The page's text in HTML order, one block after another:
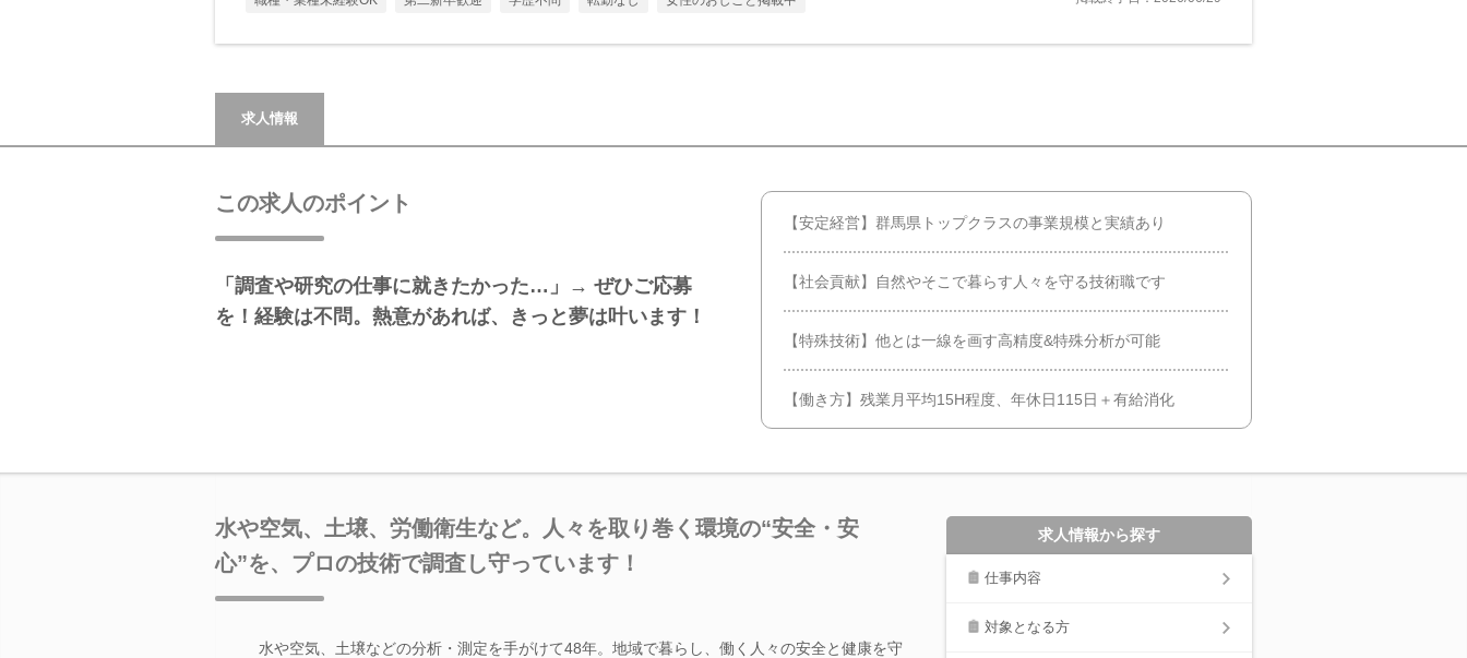
求人情報
この求人のポイント
「調査や研究の仕事に就きたかった…」→ ぜひご応募
を！経験は不問。熱意があれば、きっと夢は叶います！
【安定経営】群馬県トップクラスの事業規模と実績あり
【社会貢献】自然やそこで暮らす人々を守る技術職です
【特殊技術】他とは一線を画す高精度&特殊分析が可能
【働き方】残業月平均15H程度、年休日115日＋有給消化
水や空気、土壌、労働衛生など。人々を取り巻く環境の“安全・安
心”を、プロの技術で調査し守っています！
水や空気、土壌などの分析・測定を手がけて48年。地域で暮らし、働く人々の安全と健康を守
求人情報から探す
仕事内容
対象となる方